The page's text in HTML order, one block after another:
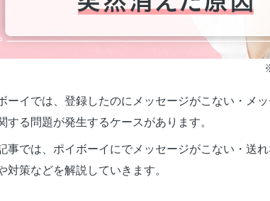
ーイでは、登録したのにメッセージがこない・メ
する問題が発生するケースがあります。
事では、ポイボーイにでメッセージがこない・送
対策などを解説していきます。